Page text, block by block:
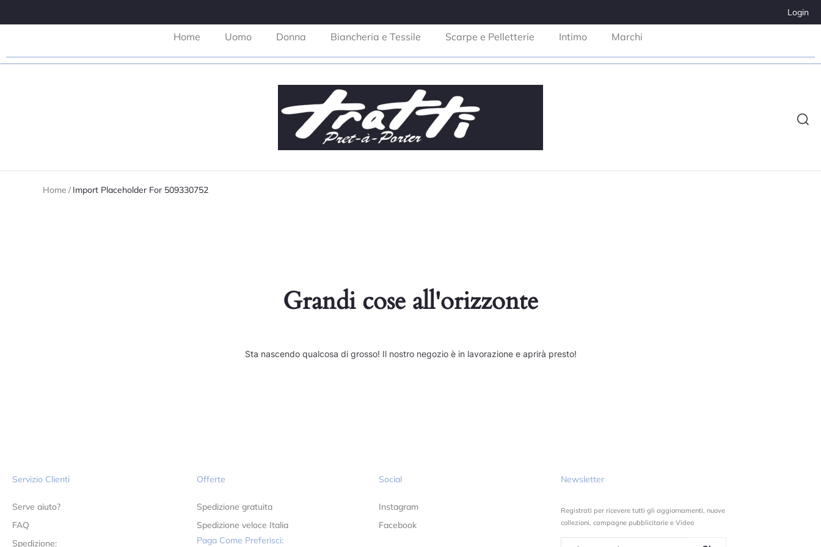
Login
Home Uomo Donna Biancheria e Tessile Scarpe e Pelletterie Intimo Marchi
Home / Import Placeholder For 509330752
Grandi cose all'orizzonte
Sta nascendo qualcosa di grosso! Il nostro negozio è in lavorazione e aprirà presto!
Servizio Clienti
Serve aiuto?
FAQ
Spedizione:
Offerte
Spedizione gratuita
Spedizione veloce Italia
Paga Come Preferisci:
Social
Instagram
Facebook
Newsletter
Registrati per ricevere tutti gli aggiornamenti, nuove
collezioni, campagne pubblicitarie e Video